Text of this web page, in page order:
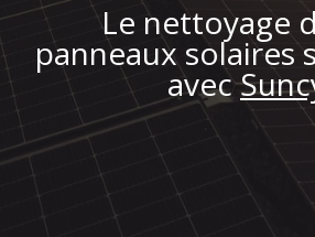
Le nettoyage
panneaux solaires
avec